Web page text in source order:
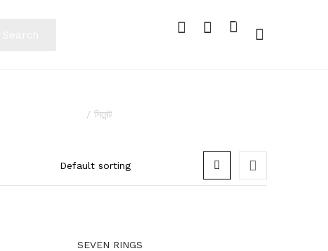
0
সিমেন্ট
SEVEN RINGS